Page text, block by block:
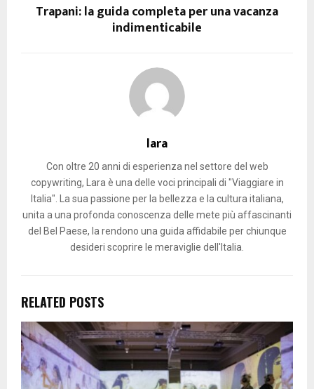
Trapani: la guida completa per una vacanza
indimenticabile
lara
Con oltre 20 anni di esperienza nel settore del web
copywriting, Lara è una delle voci principali di "Viaggiare in
Italia". La sua passione per la bellezza e la cultura italiana,
unita a una profonda conoscenza delle mete più affascinanti
del Bel Paese, la rendono una guida affidabile per chiunque
desideri scoprire le meraviglie dell'Italia.
RELATED POSTS